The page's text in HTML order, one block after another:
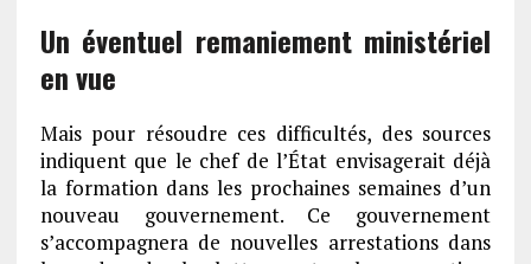
Un éventuel remaniement ministériel
en vue
Mais pour résoudre ces difficultés, des sources
indiquent que le chef de l’État envisagerait déjà
la formation dans les prochaines semaines d’un
nouveau gouvernement. Ce gouvernement
s’accompagnera de nouvelles arrestations dans